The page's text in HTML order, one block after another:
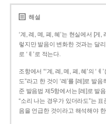
해설
‘계, 례, 몌, 폐, 혜’는 현실에서 [게
렇지만 발음이 변화한 것과는 달
로 ‘ㅖ’로 적는다.
조항에서 “‘계, 례, 몌, 폐, 혜’의 ‘
도”라고 한 것이 ‘례’를 [레]로 발
준 발음법 제5항에서는 [레]로 발
“소리 나는 경우가 있더라도”는
음을 언급한 것이라고 해석해야